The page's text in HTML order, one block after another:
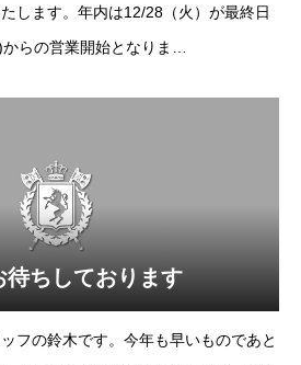
します。年内は12/28（火）が最終日
らの営業開始となりま
お
待ちしております
フの鈴木です。今年も早いものであと